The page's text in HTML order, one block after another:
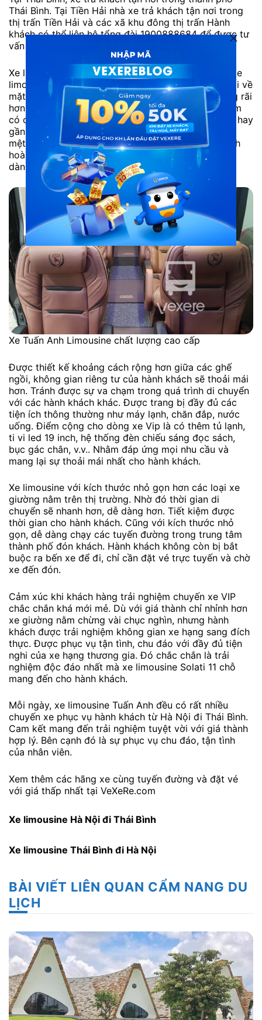
Thái Bình. Tại Tiền Hải nhà xe trả khách tận nơi trong
thị trấn Tiền Hải và các xã khu đông thị trấn Hành
khách có thể liên hệ tổng đài 1900888684 để được tư
vấn kĩ hơn về địa điểm đón/trả.
Xe limousine Tuấn Anh cũng đầu tư rất kỹ với dàn xe
limousine Solati 11 chỗ VIP tiện nghi. Với sự thay đổi về
mặt kích thước ghế, khiến chỗ của hành khách rộng rãi
hơn, Trang bị loại ghế đệm dày khiến cho người nằm
có cảm giác êm ái, thoải mái. Các chuyến xe dù xa hay
gần, thời gian ngồi ghế lâu cũng sẽ làm hành khách
mệt mỏi. Nhưng với xe hạng thương gia, hành khách
hoàn toàn có thể thư giãn và nghỉ ngơi trên xe dễ
dàng.
Xe Tuấn Anh Limousine chất lượng cao cấp
Được thiết kế khoảng cách rộng hơn giữa các ghế
ngồi, không gian riêng tư của hành khách sẽ thoải mái
hơn. Tránh được sự va chạm trong quá trình di chuyển
với các hành khách khác. Được trang bị đầy đủ các
tiện ích thông thường như máy lạnh, chăn đắp, nước
uống. Điểm cộng cho dòng xe Vip là có thêm tủ lạnh,
ti vi led 19 inch, hệ thống đèn chiếu sáng đọc sách,
bục gác chân, v.v.. Nhằm đáp ứng mọi nhu cầu và
mang lại sự thoải mái nhất cho hành khách.
Xe limousine với kích thước nhỏ gọn hơn các loại xe
giường nằm trên thị trường. Nhờ đó thời gian di
chuyển sẽ nhanh hơn, dễ dàng hơn. Tiết kiệm được
thời gian cho hành khách. Cũng với kích thước nhỏ
gọn, dễ dàng chạy các tuyến đường trong trung tâm
thành phố đón khách. Hành khách không còn bị bắt
buộc ra bến xe để đi, chỉ cần đặt vé trực tuyến và chờ
xe đến đón.
Cảm xúc khi khách hàng trải nghiệm chuyến xe VIP
chắc chắn khá mới mẻ. Dù với giá thành chỉ nhỉnh hơn
xe giường nằm chừng vài chục nghìn, nhưng hành
khách được trải nghiệm không gian xe hạng sang đích
thực. Được phục vụ tận tình, chu đáo với đầy đủ tiện
nghi của xe hạng thương gia. Đó chắc chắn là trải
nghiệm độc đáo nhất mà xe limousine Solati 11 chỗ
mang đến cho hành khách.
Mỗi ngày, xe limousine Tuấn Anh đều có rất nhiều
chuyến xe phục vụ hành khách từ Hà Nội đi Thái Bình.
Cam kết mang đến trải nghiệm tuyệt vời với giá thành
hợp lý. Bên cạnh đó là sự phục vụ chu đáo, tận tình
của nhân viên.
Xem thêm các hãng xe cùng tuyến đường và đặt vé
với giá thấp nhất tại VeXeRe.com
Xe limousine Hà Nội đi Thái Bình
Xe limousine Thái Bình đi Hà Nội
BÀI VIẾT LIÊN QUAN CẨM NANG DU
LỊCH